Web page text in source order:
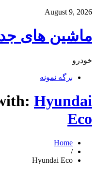
August 9, 2026
ماشین های
خودرو
برگه نمونه
Hyundai
Eco
Home
/
Hyundai Eco